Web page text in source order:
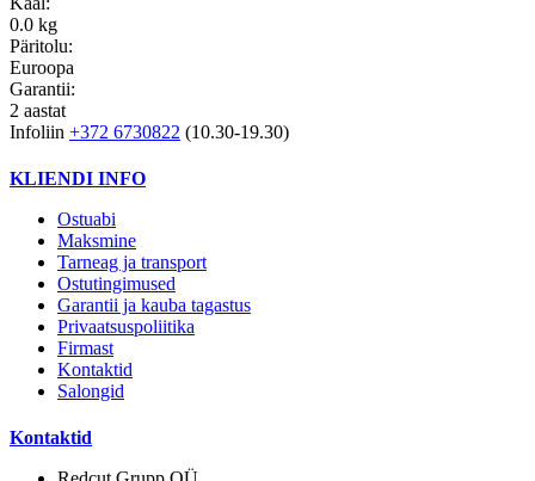
0.0 kg
Päritolu:
Euroopa
Garantii:
2 aastat
Infoliin +372 6730822 (10.30-19.30)
KLIENDI INFO
Ostuabi
Maksmine
Tarneag ja transport
Ostutingimused
Garantii ja kauba tagastus
Privaatsuspoliitika
Firmast
Kontaktid
Salongid
Kontaktid